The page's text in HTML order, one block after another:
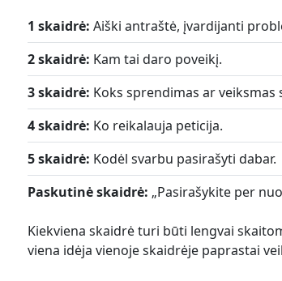
1 skaidrė: Aiški antraštė, įvardijanti
2 skaidrė: Kam tai daro poveikį.
3 skaidrė: Koks sprendimas ar veiksmas
4 skaidrė: Ko reikalauja peticija.
5 skaidrė: Kodėl svarbu pasirašyti dabar.
Paskutinė skaidrė: „Pasirašykite per
Kiekviena skaidrė turi būti lengvai
viena idėja vienoje skaidrėje paprastai